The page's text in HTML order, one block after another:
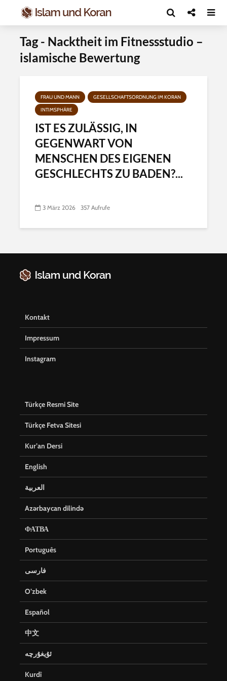
Tag - Nacktheit im Fitnessstudio –
islamische Bewertung
FRAU UND MANN
GESELLSCHAFTSORDNUNG IM KORAN
INTIMSPHÄRE
IST ES ZULÄSSIG, IN
GEGENWART VON
MENSCHEN DES EIGENEN
GESCHLECHTS ZU BADEN?...
3 März 2026 357 Aufrufe
Kontakt
Impressum
Instagram
Türkçe Resmi Site
Türkçe Fetva Sitesi
Kur’an Dersi
English
العربية
Azərbaycan dilində
ФАТВА
Português
فارسی
O’zbek
Español
中文
ئۇيغۇرچە
Kurdî